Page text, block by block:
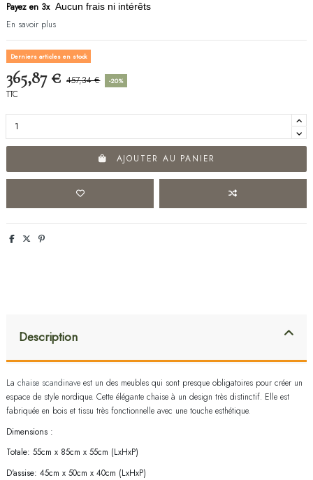
Payez en 3x Aucun frais ni intérêts
En savoir plus
Derniers articles en stock
365,87 € 457,34 € -20%
TTC
AJOUTER AU PANIER
Description
La chaise scandinave est un des meubles qui sont presque obligatoires pour créer un
espace de style nordique. Cette élégante chaise à un design très distinctif. Elle est
fabriquée en bois et tissu très fonctionnelle avec une touche esthétique.
Dimensions :
Totale: 55cm x 85cm x 55cm (LxHxP)
D'assise: 45cm x 50cm x 40cm (LxHxP)